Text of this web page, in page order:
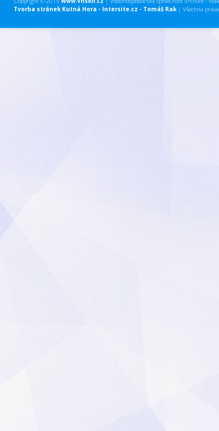
Tvorba stránek Kutná Hora - Intersite.cz - Tomáš Rak | Všechna